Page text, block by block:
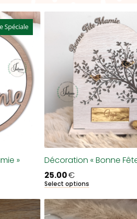
Spéciale
»
Décoration « Bonne
25.00€
Select options